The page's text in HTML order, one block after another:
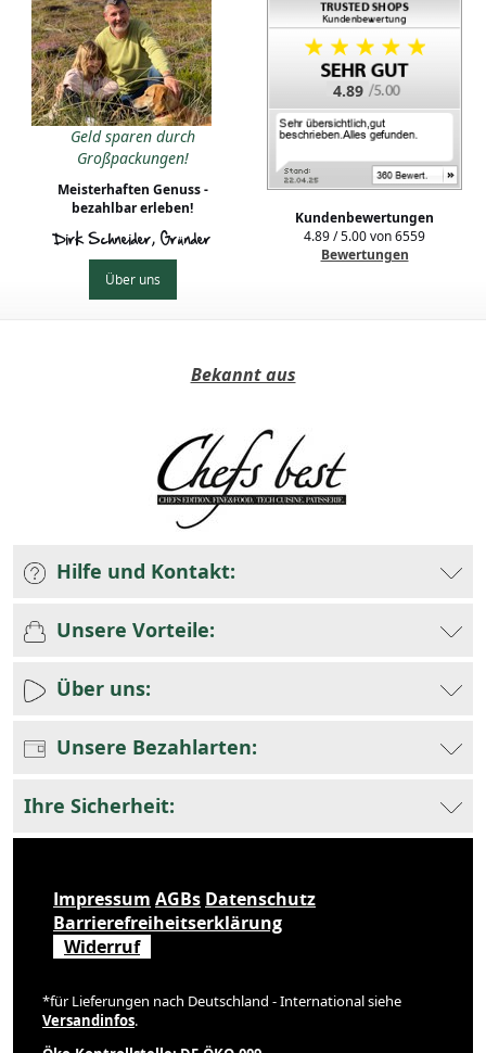
Geld sparen durch
Großpackungen!
Meisterhaften Genuss -
bezahlbar erleben!
Dirk Schneider, Gründer
Über uns
4.89
Kundenbewertungen
4.89/5.00von6559
Bewertungen
Bekannt aus
Hilfe und Kontakt:
Unsere Vorteile:
Über uns:
Unsere Bezahlarten:
Ihre Sicherheit:
Impressum AGBs Datenschutz
Barrierefreiheitserklärung
Widerruf
*für Lieferungen nach Deutschland - International siehe
Versandinfos.